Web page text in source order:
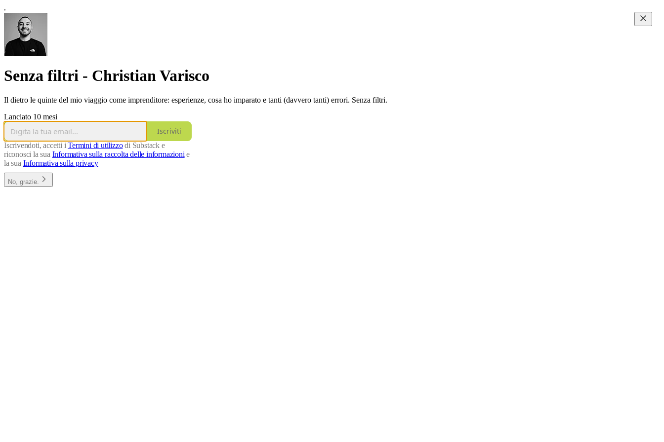
Senza filtri - Christian Varisco
Il dietro le quinte del mio viaggio come imprenditore: esperienze, cosa ho imparato e tanti (davvero tanti) errori. Senza filtri.
Lanciato 10 mesi
Iscriviti
Iscrivendoti, accetti iTermini di utilizzodi Substack e
riconosci la sua Informativa sulla raccolta delle informazioni e
la sua Informativa sulla privacy
No, grazie.